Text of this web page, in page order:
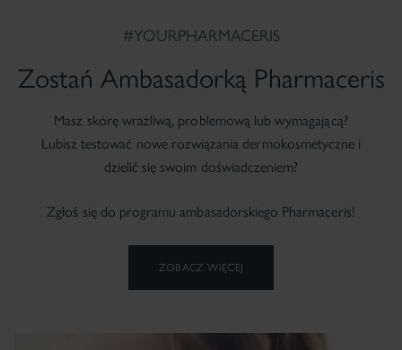
#YOURPHARMACERIS
Zostań Ambasadorką Pharmaceris
Masz skórę wrażliwą, problemową lub wymagającą?
Lubisz testować nowe rozwiązania dermokosmetyczne i
dzielić się swoim doświadczeniem?
Zgłoś się do programu ambasadorskiego Pharmaceris!
ZOBACZ WIĘCEJ